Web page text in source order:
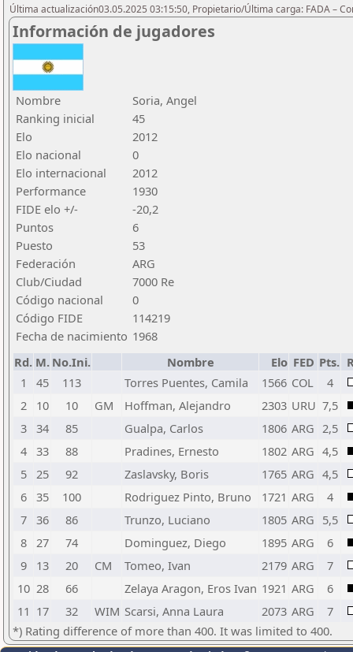
Última actualización03.05.2025 03:15:50, Propietario/Última carga: FADA –
Información de jugadores
Nombre
Soria, Angel
Ranking inicial
45
Elo
2012
Elo nacional
0
Elo internacional
2012
Performance
1930
FIDE elo +/-
-20,2
Puntos
6
Puesto
53
Federación
ARG
Club/Ciudad
7000 Re
Código nacional
0
Código FIDE
114219
Fecha de nacimiento 1968
Rd. M. No.Ini. Nombre Elo FED Pts.
1
45 113 Torres Puentes, Camila 1566 COL
4
2
10 10 GM Hoffman, Alejandro 2303 URU 7,5
3 34 85 Gualpa, Carlos 1806 ARG 2,5
4 33 88 Pradines, Ernesto 1802 ARG 4,5
5 25 92 Zaslavsky, Boris 1765 ARG 4,5
6 35 100 Rodriguez Pinto, Bruno 1721 ARG
4
7 36 86 Trunzo, Luciano 1805 ARG 5,5
8 27 74 Dominguez, Diego 1895 ARG
6
9
13 20 CM Tomeo, Ivan 2179 ARG
7
10 28 66 Zelaya Aragon, Eros Ivan 1921 ARG
6
11 17 32 WIM Scarsi, Anna Laura 2073 ARG
7
*) Rating difference of more than 400. It was limited to 400.